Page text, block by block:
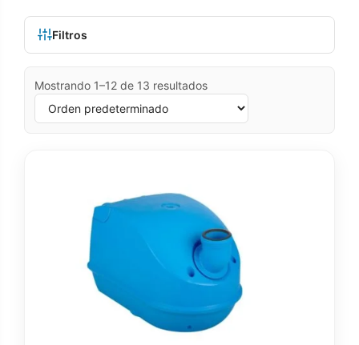
Filtros
Mostrando 1–12 de 13 resultados